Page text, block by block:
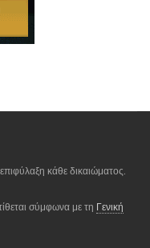
κάθε δικαιώματος.
σύμφωνα με τη Γενική